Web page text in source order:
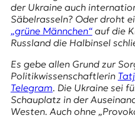
K
O
D
E
der Ukraine auch
Säbelrasseln? Oder droht
„grüne Männchen“auf die
Russland die Halbinsel
Es gebe allen Grund zur
Politikwissenschaftlerin
Telegram. Die Ukraine sei
Schauplatz in der
Westen. Auch ohne